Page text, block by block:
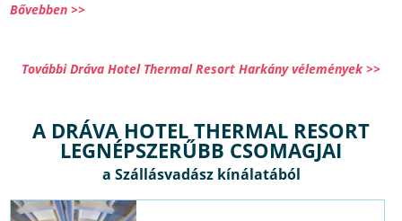
Bővebben >>
További Dráva Hotel Thermal Resort Harkány vélemények >>
A DRÁVA HOTEL THERMAL RESORT
LEGNÉPSZERŰBB CSOMAGJAI